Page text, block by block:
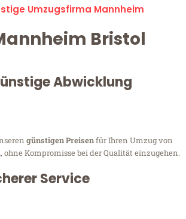
Umzugsfirma Mannheim
Bristol
Abwicklung
günstigen Preisenfür Ihren Umzug von
Kompromisse bei der Qualität einzugehen.
Service